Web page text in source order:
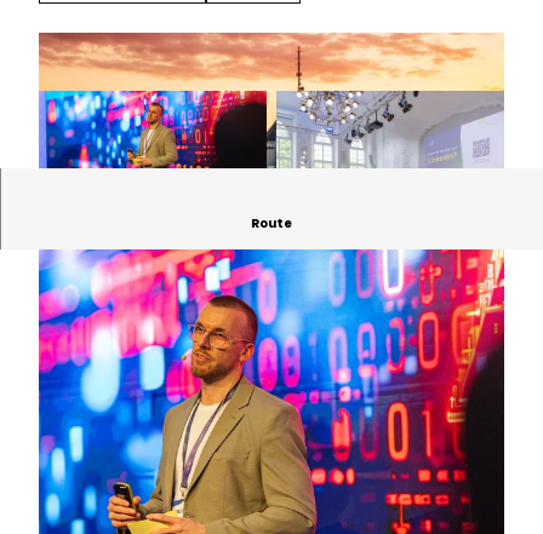
© Philipp Kirschner
© Philipp Kirschner © Leipziger Messe / Jörg Singer
Route